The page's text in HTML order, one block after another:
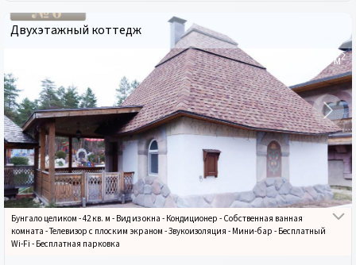
Двухэтажный коттедж
42м2
Бунгало целиком -42 кв. м - Вид из окна - Кондиционер - Собственная ванная
комната -Телевизор с плоским экраном -Звукоизоляция - Мини-бар - Бесплатный
Wi-Fi - Бесплатная парковка